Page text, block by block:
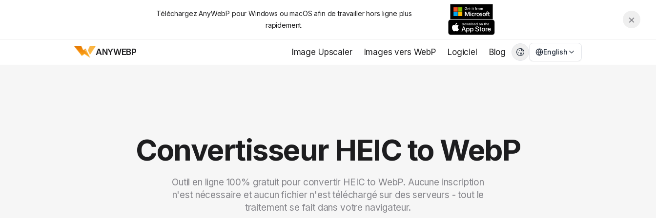
Téléchargez AnyWebP pour Windows ou macOS afin de travailler hors ligne plus
rapidement.
×
ANYWEBP Image Upscaler Images vers WebP Logiciel Blog English
FR Français
JA 日本語
IT
Convertisseur HEIC to WebP
Outil en ligne 100% gratuit pour convertir HEIC to WebP. Aucune inscription
n'est nécessaire et aucun fichier n'est téléchargé sur des serveurs - tout le
traitement se fait dans votre navigateur.